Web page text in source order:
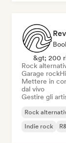
&gt; 200
Rock
Garage rock
Mettere in
dal vivo
Gestire gli
Rock
Indie rock